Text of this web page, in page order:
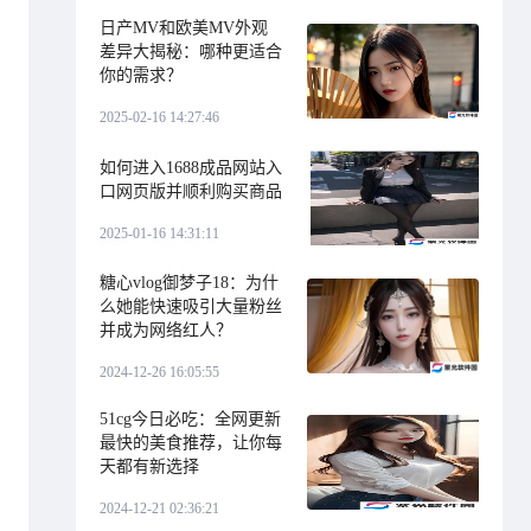
日产MV和欧美MV外观
差异大揭秘：哪种更适合
你的需求？
2025-02-16 14:27:46
如何进入1688成品网站入
口网页版并顺利购买商品
2025-01-16 14:31:11
糖心vlog御梦子18：为什
么她能快速吸引大量粉丝
并成为网络红人？
2024-12-26 16:05:55
51cg今日必吃：全网更新
最快的美食推荐，让你每
天都有新选择
2024-12-21 02:36:21